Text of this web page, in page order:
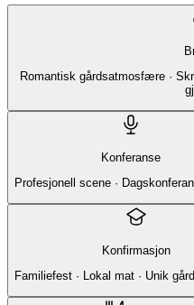
Romantisk gårdsatmosfære ·
Konferanse
Profesjonell scene ·
Konfirmasjon
Familiefest · Lokal mat · Unik